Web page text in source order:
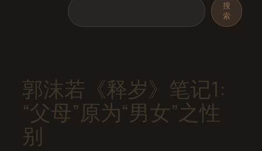
搜
索
郭沫若《释岁》笔记1:
“父母”原为“男女”之性
别